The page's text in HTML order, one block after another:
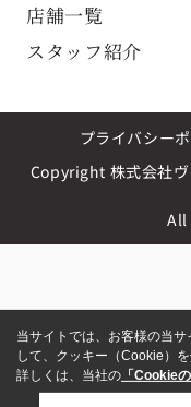
店舗一覧
スタッフ紹介
プライバシー
Copyright 株式会社ヴ
All
当サイトでは、お客様の当
して、クッキー（Cookie）を
詳しくは、当社の 「Cookie